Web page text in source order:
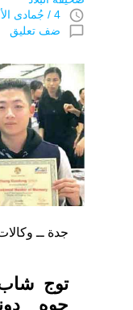
access_time 4 / جُمادى اﻷولى / 1440 هـ 10 يناير 2019
chat_bubble_outline ضف تعليق
جدة ــ
توج
جوه